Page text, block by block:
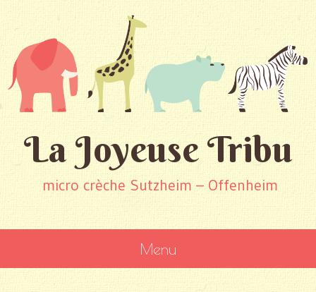
La Joyeuse Tribu
micro crèche Sutzheim – Offenheim
Menu